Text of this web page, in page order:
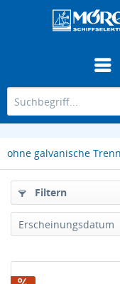
ohne galvanische
Filtern